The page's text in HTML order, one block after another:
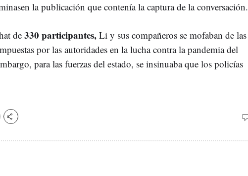
la publicación que contenía la captura de la conversación.
de 330 participantes, Li y sus compañeros se mofaban de las
por las autoridades en la lucha contra la pandemia del
para las fuerzas del estado, se insinuaba que los policías